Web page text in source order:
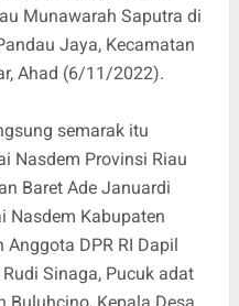
Munawarah Saputra di
Jaya, Kecamatan
Ahad (6/11/2022).
semarak itu
Nasdem Provinsi Riau
Baret Ade Januardi
Nasdem Kabupaten
DPR RI Dapil
Sinaga, Pucuk adat